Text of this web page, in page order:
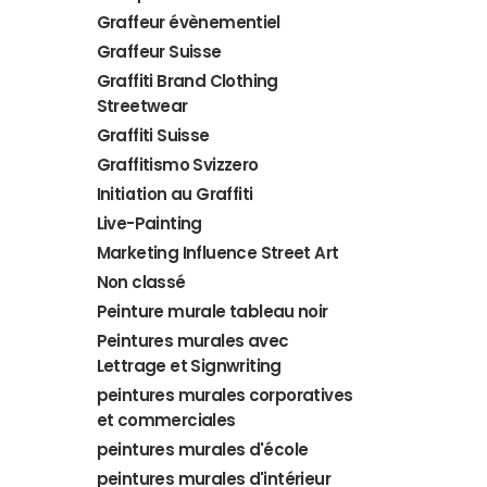
Graffeur évènementiel
Graffeur Suisse
Graffiti Brand Clothing
Streetwear
Graffiti Suisse
Graffitismo Svizzero
Initiation au Graffiti
Live-Painting
Marketing Influence Street Art
Non classé
Peinture murale tableau noir
Peintures murales avec
Lettrage et Signwriting
peintures murales corporatives
et commerciales
peintures murales d'école
peintures murales d'intérieur